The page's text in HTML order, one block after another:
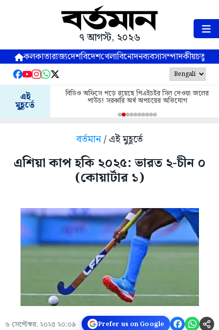
৭ আগস্ট, ২০২৬
কলকাতারাজ্যদেশবিদেশখেলাবিনোদনব্যবসাসম্পাদকীয়
এই
মুহূর্তে
বিডিও অফিসে পড়ে রয়েছে পিএইচইর সিল দেওয়া জলের
পাউচ! সরকারি অর্থ অপচয়ের অভিযোগ
বর্তমান/ এই মুহূর্তে
এশিয়া কাপ হকি ২০২৫: ভারত ২-চীন ০
(কোয়ার্টার ১)
৬ সেপ্টেম্বর, ২০২৫ ২০:০৯ Prefer us on Google